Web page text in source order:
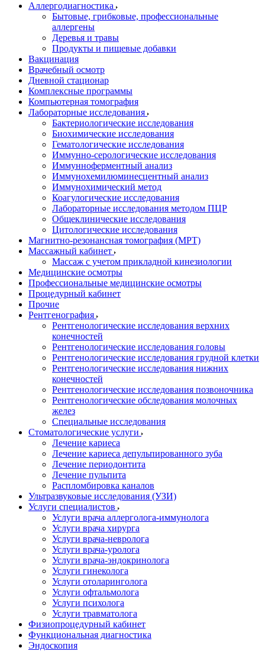
Аллергодиагностика
Бытовые, грибковые, профессиональные
аллергены
Деревья и травы
Продукты и пищевые добавки
Вакцинация
Врачебный осмотр
Дневной стационар
Комплексные программы
Компьютерная томография
Лабораторные исследования
Бактериологические исследования
Биохимические исследования
Гематологические исследования
Иммунно-серологические исследования
Иммунноферментный анализ
Иммунохемилюминесцентный анализ
Иммунохимический метод
Коагулогические исследования
Лабораторные исследования методом ПЦР
Общеклинические исследования
Цитологические исследования
Магнитно-резонансная томография (МРТ)
Массажный кабинет
Массаж с учетом прикладной кинезиологии
Медицинские осмотры
Профессиональные медицинские осмотры
Процедурный кабинет
Прочие
Рентгенография
Рентгенологические исследования верхних
конечностей
Рентгенологические исследования головы
Рентгенологические исследования грудной клетки
Рентгенологические исследования нижних
конечностей
Рентгенологические исследования позвоночника
Рентгенологические обследования молочных
желез
Специальные исследования
Стоматологические услуги
Лечение кариеса
Лечение кариеса депульпированного зуба
Лечение периодонтита
Лечение пульпита
Распломбировка каналов
Ультразвуковые исследования (УЗИ)
Услуги специалистов
Услуги врача аллерголога-иммунолога
Услуги врача хирурга
Услуги врача-невролога
Услуги врача-уролога
Услуги врача-эндокринолога
Услуги гинеколога
Услуги отоларинголога
Услуги офтальмолога
Услуги психолога
Услуги травматолога
Физиопроцедурный кабинет
Функциональная диагностика
Эндоскопия